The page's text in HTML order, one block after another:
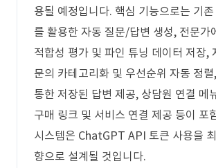
용될 예정입니다. 핵심 기능으로는 기존
를 활용한 자동 질문/답변 생성, 전문가
적합성 평가 및 파인 튜닝 데이터 저장,
문의 카테고리화 및 우선순위 자동 정
통한 저장된 답변 제공, 상담원 연결 메
구매 링크 및 서비스 연결 제공 등이 포
시스템은 ChatGPT API 토큰 사용을
향으로 설계될 것입니다.